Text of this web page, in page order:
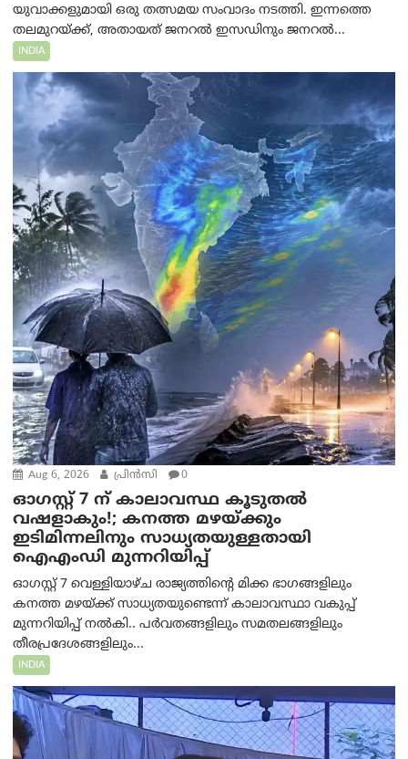
യുവാക്കളുമായി ഒരു തത്സമയ സംവാദം നടത്തി. ഇന്നത്തെ
തലമുറയ്ക്ക്, അതായത് ജനറൽ ഇസഡിനും ജനറൽ...
INDIA
Aug 6, 2026 പ്രിന്‍സി 0
ഓഗസ്റ്റ് 7 ന് കാലാവസ്ഥ കൂടുതൽ
വഷളാകും!; കനത്ത മഴയ്ക്കും
ഇടിമിന്നലിനും സാധ്യതയുള്ളതായി
ഐഎംഡി മുന്നറിയിപ്പ്
ഓഗസ്റ്റ് 7 വെള്ളിയാഴ്ച രാജ്യത്തിന്റെ മിക്ക ഭാഗങ്ങളിലും
കനത്ത മഴയ്ക്ക് സാധ്യതയുണ്ടെന്ന് കാലാവസ്ഥാ വകുപ്പ്
മുന്നറിയിപ്പ് നൽകി.. പർവതങ്ങളിലും സമതലങ്ങളിലും
തീരപ്രദേശങ്ങളിലും...
INDIA